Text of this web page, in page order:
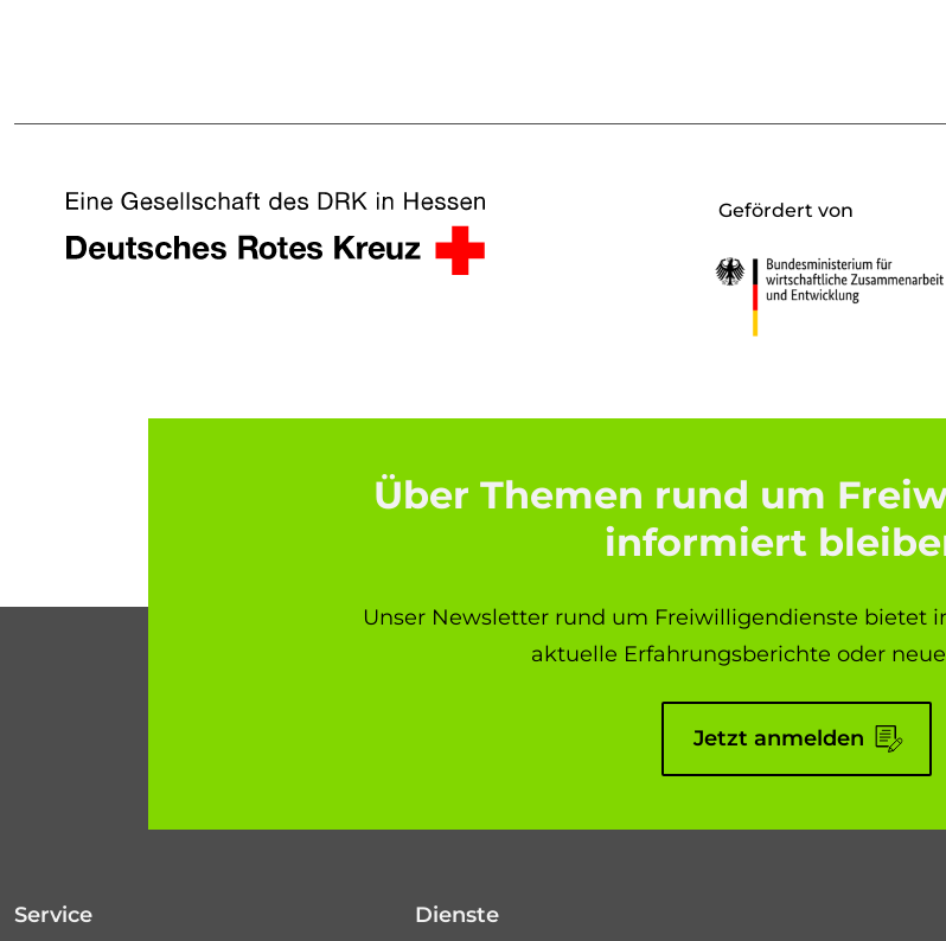
Gefördert von
Über Themen rund um
informiert
Unser Newsletter rund um Freiwilligendienste bietet
aktuelle Erfahrungsberichte oder
Jetzt anmelden
Service Dienste